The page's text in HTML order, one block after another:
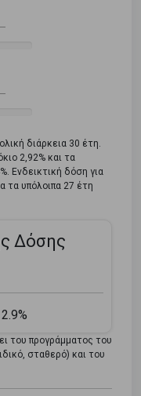
διάρκεια 30 έτη.
2,92% και τα
Ενδεικτική δόση για
τα υπόλοιπα 27 έτη
Δόσης
2.9%
του προγράμματος του
σταθερό) και του